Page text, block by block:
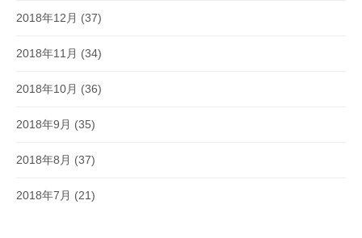
2018年12月 (37)
2018年11月 (34)
2018年10月 (36)
2018年9月 (35)
2018年8月 (37)
2018年7月 (21)